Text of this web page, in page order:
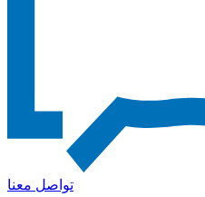
تواصل معنا